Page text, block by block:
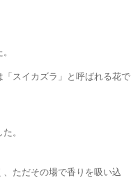
スイカズラ」と呼ばれる花で
。
ただその場で香りを吸い込